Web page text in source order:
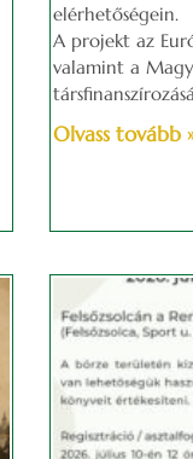
elérhetőségein.
A projekt az
valamint a
Olvass tovább